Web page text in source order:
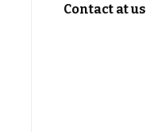
Contact at